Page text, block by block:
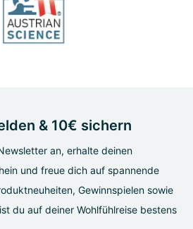
& 10€ sichern
an, erhalte deinen
und freue dich auf spannende
Gewinnspielen sowie
du auf deiner Wohlfühlreise bestens